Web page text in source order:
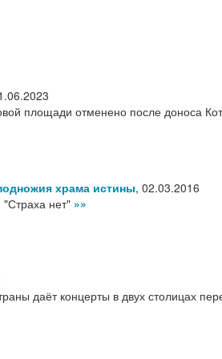
площади отменено после доноса
храма истины, 02.03.2016
нет" »»
даёт концерты в двух столицах